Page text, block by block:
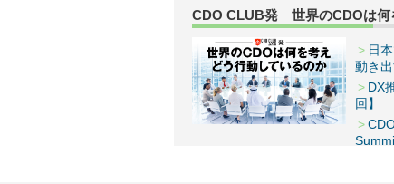
CDO CLUB発 世界のCDOは何
日
動き出
DX
回】